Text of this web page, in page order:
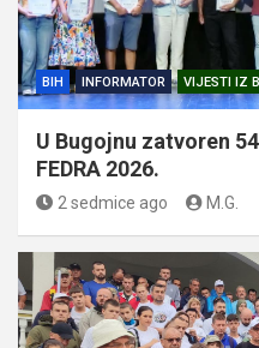
BIH INFORMATOR VIJESTI IZ
U Bugojnu zatvoren
FEDRA 2026.
2 sedmice ago M.G.